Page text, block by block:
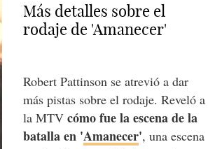
Más detalles sobre el
rodaje de 'Amanecer'
Robert Pattinson se atrevió a dar
más pistas sobre el rodaje. Reveló a
la MTVcómo fue la escena de la
batalla en 'Amanecer', una escena